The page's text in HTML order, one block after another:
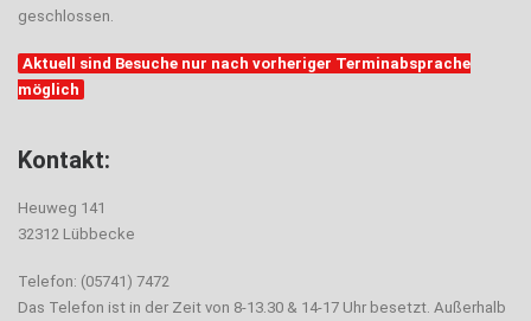
geschlossen.
Aktuell sind Besuche nur nach vorheriger Terminabsprache
möglich
Kontakt:
Heuweg 141
32312 Lübbecke
Telefon: (05741) 7472
Das Telefon ist in der Zeit von 8-13.30 & 14-17 Uhr besetzt. Außerhalb